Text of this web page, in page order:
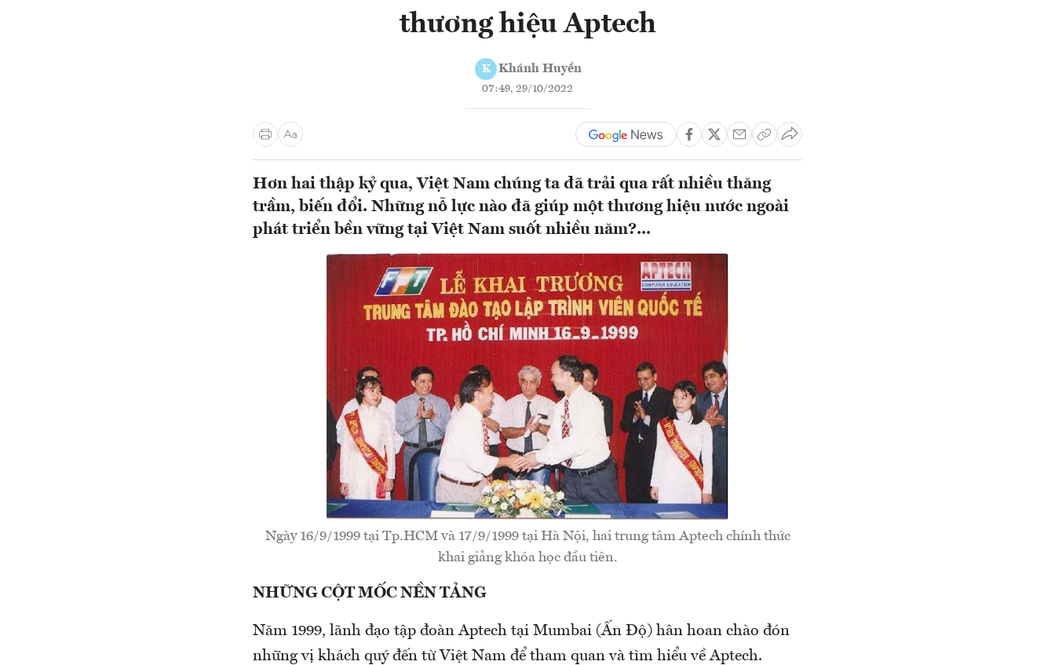
thương hiệu Aptech
K Khánh Huyền
07:49, 29/10/2022
Hơn hai thập kỷ qua, Việt Nam chúng ta đã trải qua rất nhiều thăng
trầm, biến đổi. Những nỗ lực nào đã giúp một thương hiệu nước ngoài
phát triển bền vững tại Việt Nam suốt nhiều năm?...
Ngày 16/9/1999 tại Tp.HCM và 17/9/1999 tại Hà Nội, hai trung tâm Aptech chính thức
khai giảng khóa học đầu tiên.
NHỮNG CỘT MỐC NỀN TẢNG
Năm 1999, lãnh đạo tập đoàn Aptech tại Mumbai (Ấn Độ) hân hoan chào đón
những vị khách quý đến từ Việt Nam để tham quan và tìm hiểu về Aptech.